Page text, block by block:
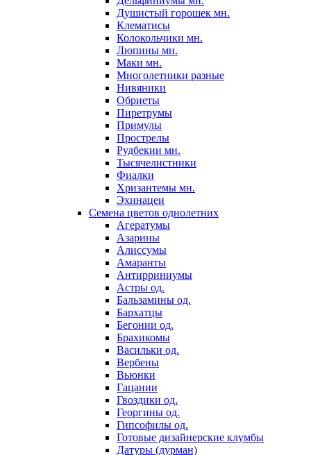
Душистый горошек мн.
Клематисы
Колокольчики мн.
Люпины мн.
Маки мн.
Многолетники разные
Нивяники
Обриеты
Пиретрумы
Примулы
Прострелы
Рудбекии мн.
Тысячелистники
Фиалки
Хризантемы мн.
Эхинацеи
Семена цветов однолетних
Агератумы
Азарины
Алиссумы
Амаранты
Антирриниумы
Астры од.
Бальзамины од.
Бархатцы
Бегонии од.
Брахикомы
Васильки од.
Вербены
Вьюнки
Гацании
Гвоздики од.
Георгины од.
Гипсофилы од.
Готовые дизайнерские клумбы
Датуры (дурман)